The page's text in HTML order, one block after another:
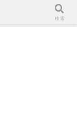
検索